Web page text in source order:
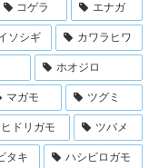
コゲラ エナガ
ソシギ カワラヒワ
ホオジロ
マガモ ツグミ
ヒドリガモ ツバメ
タキ ハシビロガモ